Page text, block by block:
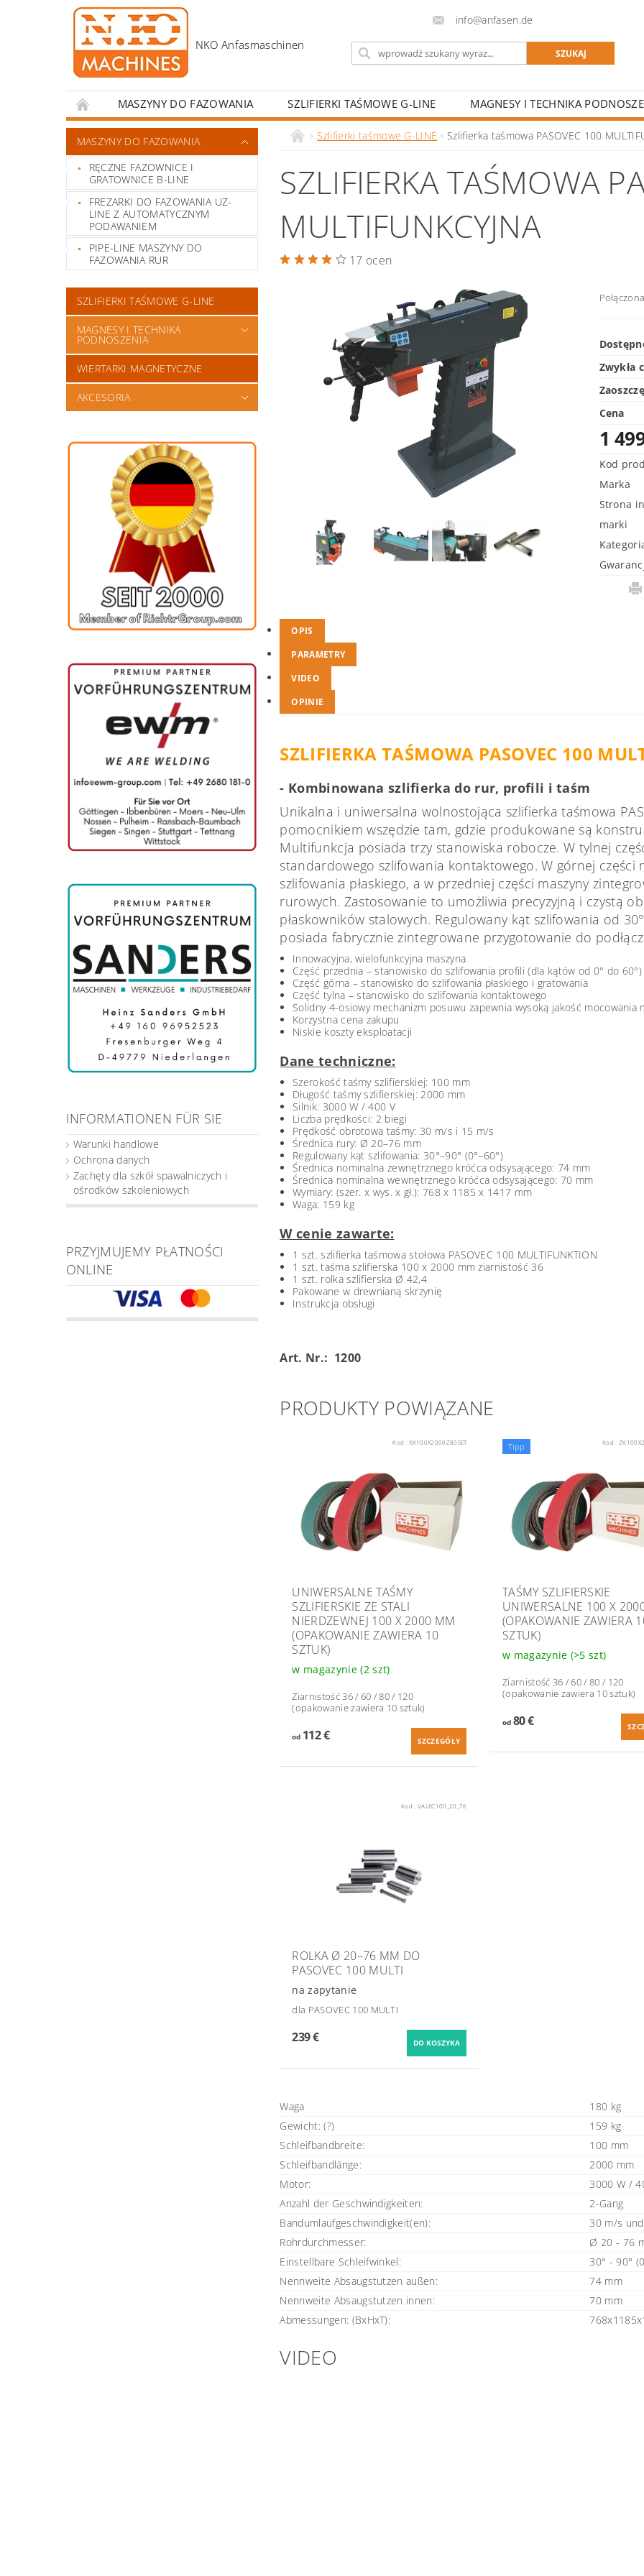
info@anfasen.de
MASZYNY DO FAZOWANIA SZLIFIERKI TAŚMOWE G-LINE MAGNESY I TECHNIKA
AKCESORIA
KONTAKT ZACHĘTY DLA SZKÓŁ SPAWALNICZYCH I OŚRODKÓW SZKOLENIOWYCH
MASZYNY DO FAZOWANIA
RĘCZNE FAZOWNICE I
GRATOWNICE B-LINE
FREZARKI DO FAZOWANIA UZ-
LINE Z AUTOMATYCZNYM
PODAWANIEM
PIPE-LINE MASZYNY DO
FAZOWANIA RUR
SZLIFIERKI TAŚMOWE G-LINE
MAGNESY I TECHNIKA
PODNOSZENIA
WIERTARKI MAGNETYCZNE
AKCESORIA
INFORMATIONEN FÜR SIE
Warunki handlowe
Ochrona danych
Zachęty dla szkół spawalniczych i
ośrodków szkoleniowych
PRZYJMUJEMY PŁATNOŚCI
ONLINE
Szlifierki taśmowe G-LINE Szlifierka taśmowa PASOVEC 100
SZLIFIERKA TAŚMOWA
MULTIFUNKCYJNA
17 ocen
Zwykła
Cena
1
Kod
Marka
Strona
marki
OPIS
PARAMETRY
VIDEO
OPINIE
SZLIFIERKA TAŚMOWA PASOVEC 100
- Kombinowana szlifierka do rur, profili i taśm
Unikalna i uniwersalna wolnostojąca szlifierka taśmowa
pomocnikiem wszędzie tam, gdzie produkowane są
Multifunkcja posiada trzy stanowiska robocze. W tylnej
standardowego szlifowania kontaktowego. W górnej części
szlifowania płaskiego, a w przedniej części maszyny
rurowych. Zastosowanie to umożliwia precyzyjną i czystą
płaskowników stalowych. Regulowany kąt szlifowania od
posiada fabrycznie zintegrowane przygotowanie do
Innowacyjna, wielofunkcyjna maszyna
Część przednia – stanowisko do szlifowania profili (dla kątów od 0° do 60°)
Część górna – stanowisko do szlifowania płaskiego i gratowania
Część tylna – stanowisko do szlifowania kontaktowego
Solidny 4-osiowy mechanizm posuwu zapewnia wysoką jakość mocowania
Korzystna cena zakupu
Niskie koszty eksploatacji
Dane techniczne:
Szerokość taśmy szlifierskiej: 100 mm
Długość taśmy szlifierskiej: 2000 mm
Silnik: 3000 W / 400 V
Liczba prędkości: 2 biegi
Prędkość obrotowa taśmy: 30 m/s i 15 m/s
Średnica rury: Ø 20–76 mm
Regulowany kąt szlifowania: 30°–90° (0°–60°)
Średnica nominalna zewnętrznego króćca odsysającego: 74 mm
Średnica nominalna wewnętrznego króćca odsysającego: 70 mm
Wymiary: (szer. x wys. x gł.): 768 x 1185 x 1417 mm
Waga: 159 kg
W cenie zawarte:
1 szt. szlifierka taśmowa stołowa PASOVEC 100 MULTIFUNKTION
1 szt. taśma szlifierska 100 x 2000 mm ziarnistość 36
1 szt. rolka szlifierska Ø 42,4
Pakowane w drewnianą skrzynię
Instrukcja obsługi
Art. Nr.: 1200
PRODUKTY POWIĄZANE
Kod :XK100X2000Z80SET
UNIWERSALNE TAŚMY
SZLIFIERSKIE ZE STALI
NIERDZEWNEJ 100 X 2000 MM
(OPAKOWANIE ZAWIERA 10
SZTUK)
w magazynie(2 szt)
Ziarnistość 36 / 60 / 80 / 120
(opakowanie zawiera 10 sztuk)
od112 € SZCZEGÓŁY
Tipp Kod :
TAŚMY SZLIFIERSKIE
UNIWERSALNE 100 X
(OPAKOWANIE ZAWIERA
SZTUK)
w magazynie (>5 szt)
Ziarnistość 36 / 60 / 80 / 120
(opakowanie zawiera 10 sztuk)
od80 €
Kod : VALEC100_20_76
ROLKA Ø 20–76 MM DO
PASOVEC 100 MULTI
na zapytanie
dla PASOVEC 100 MULTI
239 €
Waga
180 kg
Gewicht: (?)
159 kg
Schleifbandbreite:
100 mm
Schleifbandlänge:
2000 mm
Motor:
3000 W /
Anzahl der Geschwindigkeiten:
2-Gang
Bandumlaufgeschwindigkeit(en):
30 m/s
Rohrdurchmesser:
Ø 20 - 76
Einstellbare Schleifwinkel:
30° - 90°
Nennweite Absaugstutzen außen:
74 mm
Nennweite Absaugstutzen innen:
70 mm
Abmessungen: (BxHxT): ​​
VIDEO